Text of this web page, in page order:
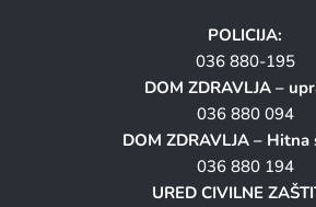
POLICIJA:
036 880-195
DOM ZDRAVLJA –
036 880 094
DOM ZDRAVLJA – Hitna
036 880 194
URED CIVILNE